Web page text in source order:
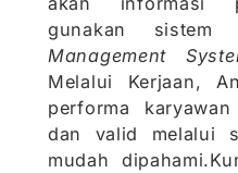
gunakan sistem
Management
Melalui Kerjaan,
performa
dan valid melalui
mudah